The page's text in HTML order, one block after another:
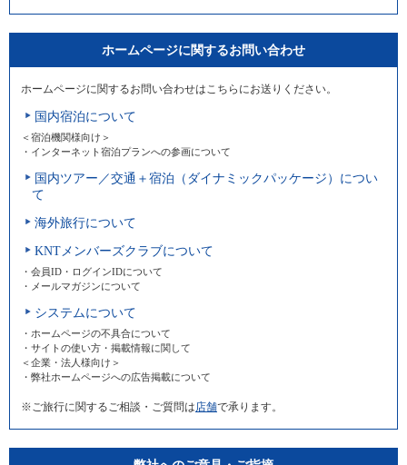
ホームページに関するお問い合わせ
ホームページに関するお問い合わせはこちらにお送りください。
国内宿泊について
＜宿泊機関様向け＞
・インターネット宿泊プランへの参画について
国内ツアー／交通＋宿泊（ダイナミックパッケージ）につい
て
海外旅行について
KNTメンバーズクラブについて
・会員ID・ログインIDについて
・メールマガジンについて
システムについて
・ホームページの不具合について
・サイトの使い方・掲載情報に関して
＜企業・法人様向け＞
・弊社ホームページへの広告掲載について
※ご旅行に関するご相談・ご質問は店舗で承ります。